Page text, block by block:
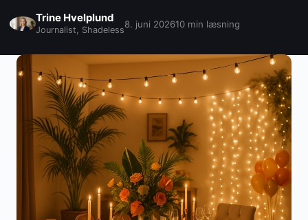
Trine Hvelplund
Journalist, Shadeless
8. juni 202610 min læsning